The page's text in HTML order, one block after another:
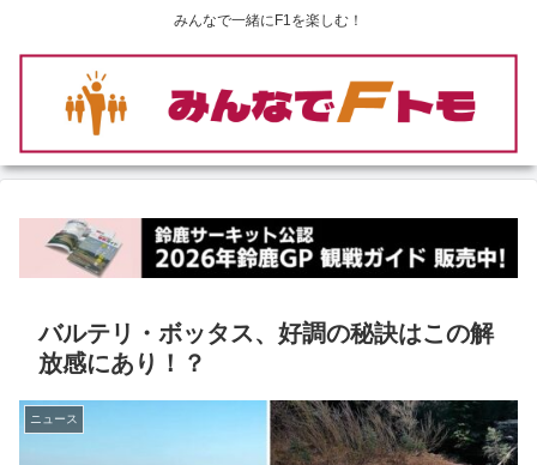
みんなで一緒にF1を楽しむ！
バルテリ・ボッタス、好調の秘訣はこの解
放感にあり！？
ニュース